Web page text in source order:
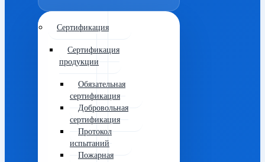
Сертификация
Сертификация
продукции
Обязательная
сертификация
Добровольная
сертификация
Протокол
испытаний
Пожарная